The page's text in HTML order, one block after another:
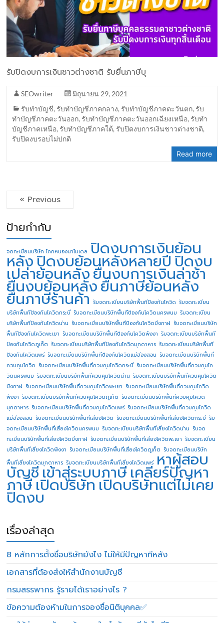
รับปิดงบการเงินชาวต่างชาติ รับยื่นภาษีบุ
SEOwriter
มิถุนายน 29, 2021
รับทำบัญชี, รับทำบัญชีภาคกลาง, รับทำบัญชีภาคตะวันตก, รับ
ทำบัญชีภาคตะวันออก, รับทำบัญชีภาคตะวันออกเฉียงเหนือ, รับทำ
บัญชีภาคเหนือ, รับทำบัญชีภาคใต้, รับปิดงบการเงินชาวต่างชาติ,
รับปิดงบรอบไม่ปกติ
Read more
« Previous
ป้ายกำกับ
จดทะเบียนบริษัท โคกหนองนาโมเดล ปิดงบการเงินย้อน
หลังปิดงบย้อนหลังหลายปี ปิดงบ
เปล่าย้อนหลังยื่นงบการเงินล่าช้า
ยื่นงบย้อนหลังยื่นภาษีย้อนหลัง
ยื่นภาษีร้านค้า รับจดทะเบียนบริษัทพื้นทีป้องกันโควิด รับจดทะเบียน
บริษัทพื้นทีป้องกันโควิดกระบี่ รับจดทะเบียนบริษัทพื้นทีป้องกันโควิดนครพนม รับจดทะเบียน
บริษัทพื้นทีป้องกันโควิดน่าน รับจดทะเบียนบริษัทพื้นทีป้องกันโควิดบึงกาฬ รับจดทะเบียนบริษัท
พื้นทีป้องกันโควิดพะเยา รับจดทะเบียนบริษัทพื้นทีป้องกันโควิดพังงา รับจดทะเบียนบริษัทพื้นที
ป้องกันโควิดภูเก็ต รับจดทะเบียนบริษัทพื้นทีป้องกันโควิดมุกดาหาร รับจดทะเบียนบริษัทพื้นที
ป้องกันโควิดแพร่ รับจดทะเบียนบริษัทพื้นทีป้องกันโควิดแม่ฮ่องสอน รับจดทะเบียนบริษัทพื้นที่
ควบคุมโควิด รับจดทะเบียนบริษัทพื้นที่ควบคุมโควิดกระบี่ รับจดทะเบียนบริษัทพื้นที่ควบคุมโค
วิดนครพนม รับจดทะเบียนบริษัทพื้นที่ควบคุมโควิดน่าน รับจดทะเบียนบริษัทพื้นที่ควบคุมโควิด
บึงกาฬ รับจดทะเบียนบริษัทพื้นที่ควบคุมโควิดพะเยา รับจดทะเบียนบริษัทพื้นที่ควบคุมโควิด
พังงา รับจดทะเบียนบริษัทพื้นที่ควบคุมโควิดภูเก็ต รับจดทะเบียนบริษัทพื้นที่ควบคุมโควิด
มุกดาหาร รับจดทะเบียนบริษัทพื้นที่ควบคุมโควิดแพร่ รับจดทะเบียนบริษัทพื้นที่ควบคุมโควิด
แม่ฮ่องสอน รับจดทะเบียนบริษัทพื้นที่เสี่ยงโควิด รับจดทะเบียนบริษัทพื้นที่เสี่ยงโควิดกระบี่ รับ
จดทะเบียนบริษัทพื้นที่เสี่ยงโควิดนครพนม รับจดทะเบียนบริษัทพื้นที่เสี่ยงโควิดน่าน รับจด
ทะเบียนบริษัทพื้นที่เสี่ยงโควิดบึงกาฬ รับจดทะเบียนบริษัทพื้นที่เสี่ยงโควิดพะเยา รับจดทะเบียน
บริษัทพื้นที่เสี่ยงโควิดพังงา รับจดทะเบียนบริษัทพื้นที่เสี่ยงโควิดภูเก็ต รับจดทะเบียนบริษัท
พื้นที่เสี่ยงโควิดมุกดาหาร รับจดทะเบียนบริษัทพื้นที่เสี่ยงโควิดแพร่ หาผู้สอบ
บัญชี เข้าสู่ระบบภาษี เคลียร์ปัญหา
ภาษีเปิดบริษัทเปิดบริษัทแต่ไม่เคย
ปิดงบ
เรื่องล่าสุด
8 หลักการตั้งชื่อบริษัทยังไง ไม่ให้มีปัญหาทีหลัง
เอกสารที่ต้องส่งให้สำนักงานบัญชี
กรมสรรพากร รู้รายได้เราอย่างไร ?
ข้อความต้องห้ามในการจองชื่อนิติบุคคล✅